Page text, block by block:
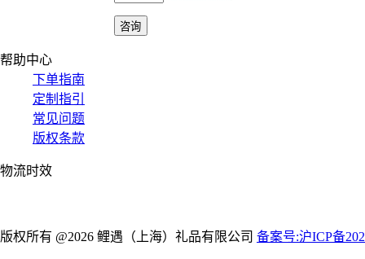
帮助中心
下单指南
定制指引
常见问题
版权条款
物流时效
版权所有 @2026 鲤遇（上海）礼品有限公司 备案号:沪ICP备